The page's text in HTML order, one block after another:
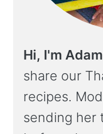
Hi, I'm
share our
recipes.
sending her